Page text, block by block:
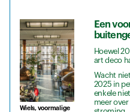
Wiels, voormalige
Een
Hoewel
art deco
Wacht
2025 in
enkele
meer